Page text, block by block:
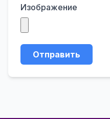
Изображение
Отправить